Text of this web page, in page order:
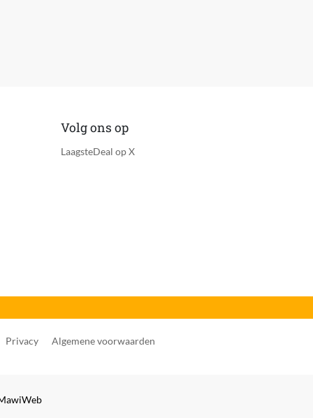
Volg ons op
LaagsteDeal op X
Privacy Algemene voorwaarden